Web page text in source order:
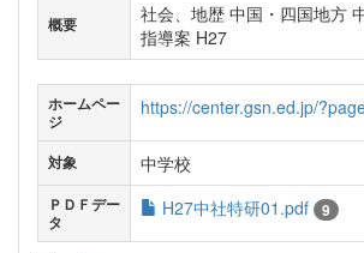
概要
社会、地歴 中国・四国地方
指導案 H27
ホームペー
ジ
https://center.gsn.ed.jp/
対象 中学校
ＰＤＦデー
タ
H27中社特研01.pdf 9